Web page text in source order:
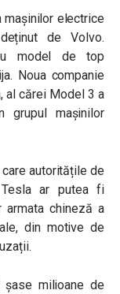
mașinilor electrice
de Volvo.
model de top
Noua companie
al cărei Model 3 a
mașinilor
autoritățile de
ar putea fi
chineză a
din motive de
șase milioane de